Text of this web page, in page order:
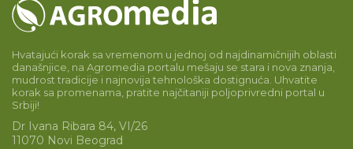
Hvatajući korak sa vremenom u jednoj od najdinamičnijih oblasti
današnjice, na Agromedia portalu mešaju se stara i nova znanja,
mudrost tradicije i najnovija tehnološka dostignuća. Uhvatite
korak sa promenama, pratite najčitaniji poljoprivredni portal u
Srbiji!
Dr Ivana Ribara 84, VI/26
11070 Novi Beograd